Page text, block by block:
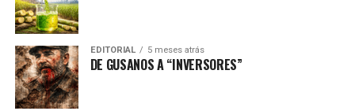
EDITORIAL 5 meses atrás
DE GUSANOS A “INVERSORES”